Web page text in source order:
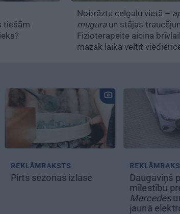
tiešām
Nobrāztu ceļgalu vietā –
muguraun stājas
Fizioterapeite aicina
mazāk laika veltīt
REKLĀMRAKSTS
Daugaviņš par
Škoda
pilsētas
Epiq